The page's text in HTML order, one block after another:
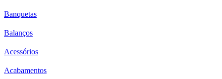
Banquetas
Balanços
Acessórios
Acabamentos